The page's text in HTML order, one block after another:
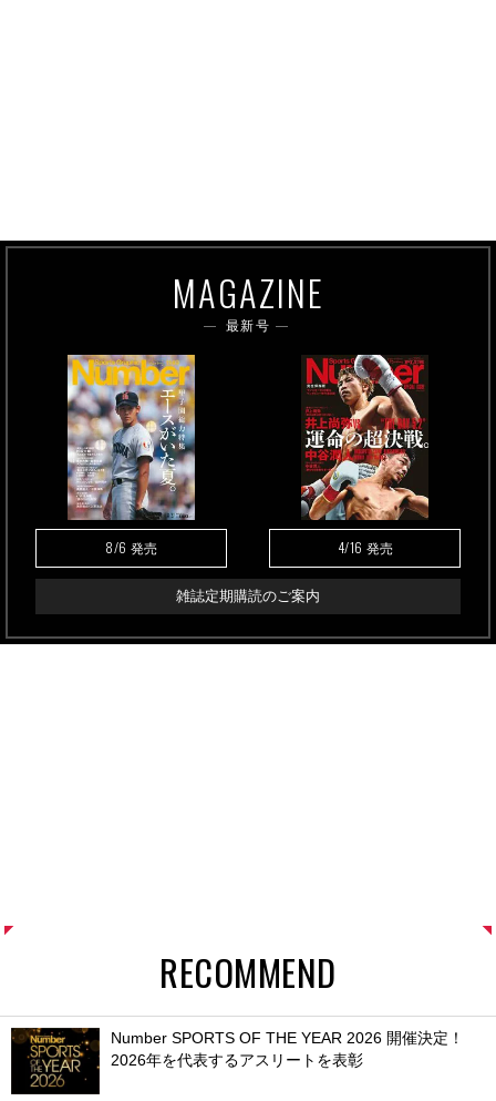
MAGAZINE
最新号
8/6 発売 4/16 発売
雑誌定期購読のご案内
RECOMMEND
Number SPORTS OF THE YEAR 2026 開催決定！
2026年を代表するアスリートを表彰